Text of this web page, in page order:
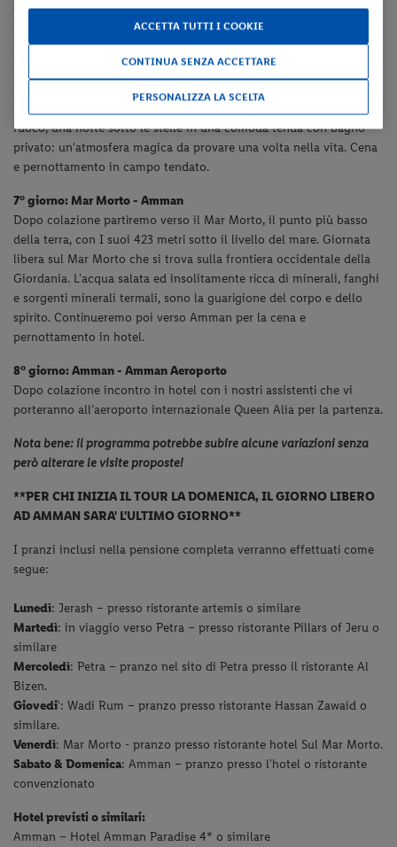
ricercatore italiano, il professor Borzatti, ha ritrovato dei reperti del
più antico alfabeto che si conosca,il Tamudico, che risale a 6.000
anni fa. Numerose inoltre sono le incisioni e le pitture rupestri
scolpite nelle rocce della famosa "valle della luna". Possibilità di
fuoco, una notte sotto le stelle in una comoda tenda con bagno
privato: un'atmosfera magica da provare una volta nella vita. Cena
e pernottamento in campo tendato.
7° giorno: Mar Morto - Amman
Dopo colazione partiremo verso il Mar Morto, il punto più basso
della terra, con I suoi 423 metri sotto il livello del mare. Giornata
libera sul Mar Morto che si trova sulla frontiera occidentale della
Giordania. L'acqua salata edinsolitamente ricca di minerali, fanghi
e sorgenti minerali termali, sono la guarigione del corpo e dello
spirito. Continueremo poi verso Amman per la cena e
pernottamento in hotel.
8° giorno: Amman - Amman Aeroporto
Dopo colazione incontro in hotel con i nostri assistenti che vi
porteranno all’aeroporto internazionale Queen Alia per la partenza.
Nota bene: il programma potrebbe subire alcune variazioni senza
però alterare le visite proposte!
**PER CHI INIZIA IL TOUR LA DOMENICA, IL GIORNO LIBERO
AD AMMAN SARA' L'ULTIMO GIORNO**
I pranzi inclusi nella pensione completa verranno effettuati come
segue:
Lunedì: Jerash – presso ristorante artemis o similare
Martedì: in viaggio verso Petra – presso ristorante Pillars of Jeru o
similare
Mercoledì: Petra – pranzo nel sito di Petra presso il ristorante Al
Bizen.
Giovedi': Wadi Rum – pranzo presso ristorante Hassan Zawaid o
similare.
Venerdì: Mar Morto - pranzo presso ristorante hotel Sul Mar Morto.
Sabato & Domenica: Amman – pranzo presso l'hotel o ristorante
convenzionato
Hotel previsti o similari:
Amman – Hotel Amman Paradise 4* o similare
ACCETTA TUTTI I COOKIE
CONTINUA SENZA ACCETTARE
PERSONALIZZA LA SCELTA